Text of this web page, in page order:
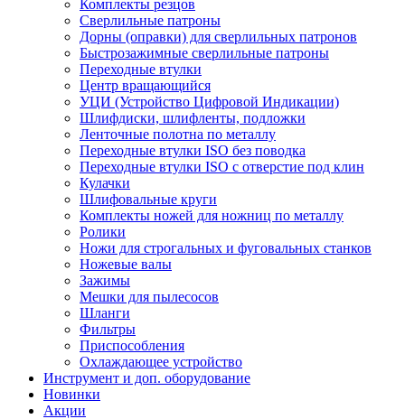
Комплекты резцов
Сверлильные патроны
Дорны (оправки) для сверлильных патронов
Быстрозажимные сверлильные патроны
Переходные втулки
Центр вращающийся
УЦИ (Устройство Цифровой Индикации)
Шлифдиски, шлифленты, подложки
Ленточные полотна по металлу
Переходные втулки ISO без поводка
Переходные втулки ISO с отверстие под клин
Кулачки
Шлифовальные круги
Комплекты ножей для ножниц по металлу
Ролики
Ножи для строгальных и фуговальных станков
Ножевые валы
Зажимы
Мешки для пылесосов
Шланги
Фильтры
Приспособления
Охлаждающее устройство
Инструмент и доп. оборудование
Новинки
Акции